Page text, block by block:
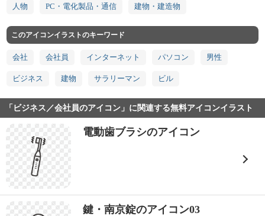
人物 PC・電化製品・通信 建物・建造物
このアイコンイラストのキーワード
会社 会社員 インターネット パソコン 男性
ビジネス 建物 サラリーマン ビル
「ビジネス／会社員のアイコン」に関連する無料アイコンイラスト
電動歯ブラシのアイコン
鍵・南京錠のアイコン03